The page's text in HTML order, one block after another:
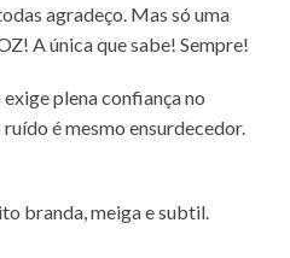
agradeço. Mas só uma
A única que sabe! Sempre!
plena confiança no
é mesmo ensurdecedor.
branda, meiga e subtil.